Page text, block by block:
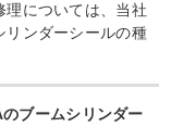
理については、当社
リンダーシールの種
ブームシリンダー